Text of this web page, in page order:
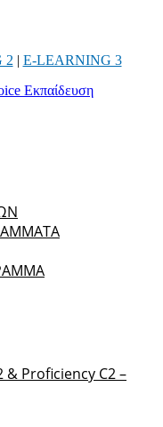
2 | E-LEARNING 3
& Proficiency C2 –